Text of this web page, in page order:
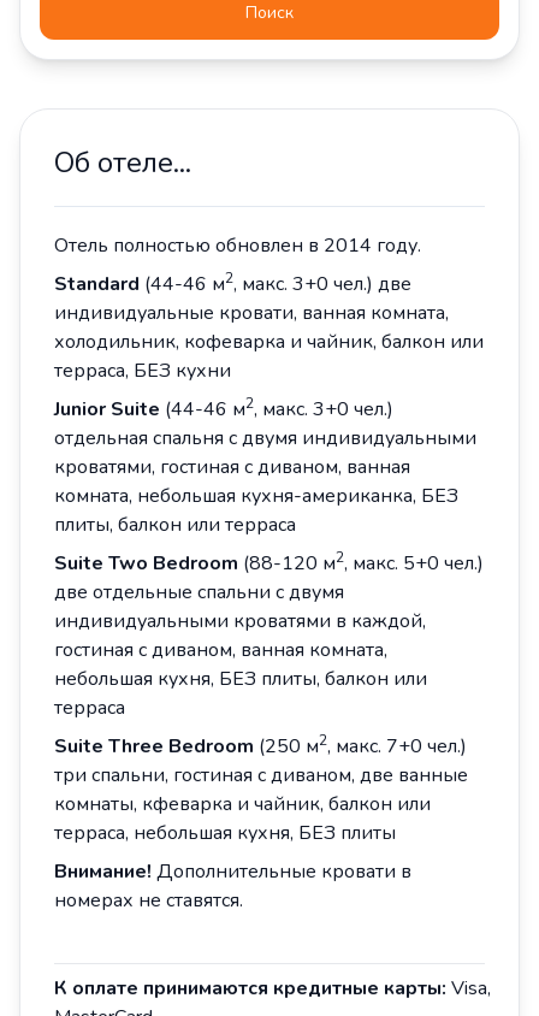
Поиск
Об отеле...
Отель полностью обновлен в 2014 году.
Standard (44-46 м2, макс. 3+0 чел.) две
индивидуальные кровати, ванная комната,
холодильник, кофеварка и чайник, балкон или
терраса, БЕЗ кухни
Junior Suite (44-46 м2, макс. 3+0 чел.)
отдельная спальня с двумя индивидуальными
кроватями, гостиная с диваном, ванная
комната, небольшая кухня-американка, БЕЗ
плиты, балкон или терраса
Suite Two Bedroom (88-120 м2, макс. 5+0 чел.)
две отдельные спальни с двумя
индивидуальными кроватями в каждой,
гостиная с диваном, ванная комната,
небольшая кухня, БЕЗ плиты, балкон или
терраса
Suite Three Bedroom (250 м2, макс. 7+0 чел.)
три спальни, гостиная с диваном, две ванные
комнаты, кфеварка и чайник, балкон или
терраса, небольшая кухня, БЕЗ плиты
Внимание! Дополнительные кровати в
номерах не ставятся.
К оплате принимаются кредитные карты: Visa,